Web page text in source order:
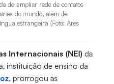
de ampliar rede de contatos
do mundo, além de
estrangeira (Foto: Ares
Internacionais (NEI) da
instituição de ensino da
, prorrogou as